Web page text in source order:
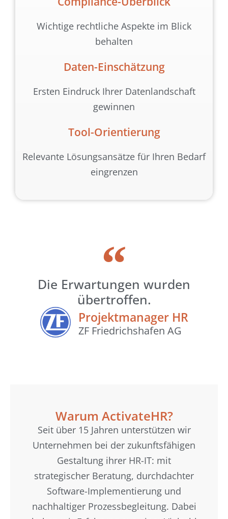
Wichtige rechtliche Aspekte im Blick
behalten
Daten-Einschätzung
Ersten Eindruck Ihrer Datenlandschaft
gewinnen
Tool-Orientierung
Relevante Lösungsansätze für Ihren Bedarf
eingrenzen
Die Erwartungen wurden
übertroffen.
Projektmanager HR
ZF Friedrichshafen AG
Warum ActivateHR?
Seit über 15 Jahren unterstützen wir
Unternehmen bei der zukunftsfähigen
Gestaltung ihrer HR-IT: mit
strategischer Beratung, durchdachter
Software-Implementierung und
nachhaltiger Prozessbegleitung. Dabei